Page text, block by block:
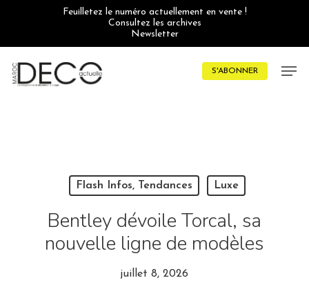
Feuilletez le numéro actuellement en vente !
Consultez les archives
Newsletter
S'ABONNER
Flash Infos, Tendances Luxe
Bentley dévoile Torcal, sa
nouvelle ligne de modèles
juillet 8, 2026